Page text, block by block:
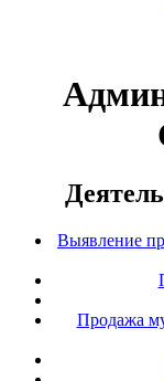
Выявление
Продажа